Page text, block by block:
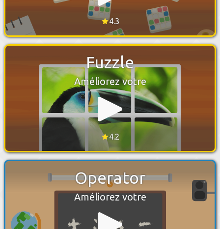
4.3
Fuzzle
Améliorez votre
4.2
Operator
Améliorez votre